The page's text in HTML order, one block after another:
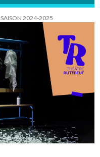
SAISON 2024-2025